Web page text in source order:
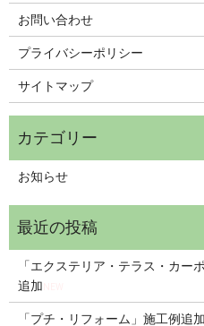
お問い合わせ
プライバシーポリシー
サイトマップ
お知らせ
「エクステリア・テラス・カー
追加
「プチ・リフォーム」施工例追加